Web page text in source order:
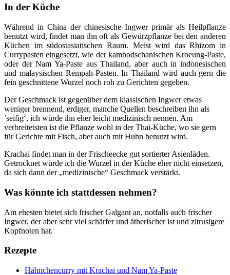
In der Küche
Während in China der chinesische Ingwer primär als Heilpflanze
benutzt wird, findet man ihn oft als Gewürzpflanze bei den anderen
Küchen im südostasiatischen Raum. Meist wird das Rhizom in
Currypasten eingesetzt, wie der kambodschanischen Kroeung-Paste,
oder der Nam Ya-Paste aus Thailand, aber auch in indonesischen
und malaysischen Rempah-Pasten. In Thailand wird auch gern die
fein geschnittene Wurzel noch roh zu Gerichten gegeben.
Der Geschmack ist gegenüber dem klassischen Ingwer etwas
weniger brennend, erdiger, manche Quellen beschreiben ihn als
’seifig‘, ich würde ihn eher leicht medizinisch nennen. Am
verbreitetsten ist die Pflanze wohl in der Thai-Küche, wo sie gern
für Gerichte mit Fisch, aber auch mit Huhn benutzt wird.
Krachai findet man in der Frischeecke gut sortierter Asienläden.
Getrocknet würde ich die Wurzel in der Küche eher nicht einsetzen,
da sich dann der „medizinische“ Geschmack verstärkt.
Was könnte ich stattdessen nehmen?
Am ehesten bietet sich frischer Galgant an, notfalls auch frischer
Ingwer, der aber sehr viel schärfer und ätherischer ist und zitrusigere
Kopfnoten hat.
Rezepte
Hähnchencurry mit Krachai und Nam Ya-Paste